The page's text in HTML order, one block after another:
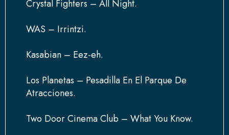
Crystal Fighters – All Night.
WAS – Irrintzi.
Kasabian – Eez-eh.
Los Planetas – Pesadilla En El Parque De
Atracciones.
Two Door Cinema Club – What You Know.